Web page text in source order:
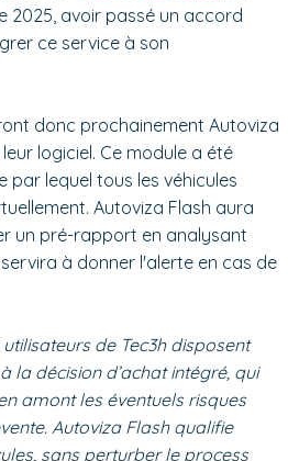
2025, avoir passé un accord
ce service à son
donc prochainement Autoviza
logiciel. Ce module a été
par lequel tous les véhicules
Autoviza Flash aura
un pré-rapport en analysant
à donner l'alerte en cas de
de Tec3h disposent
la décision d’achat intégré, qui
amont les éventuels risques
Autoviza Flash qualifie
sans perturber le process